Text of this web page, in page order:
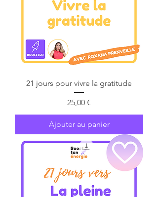
21 jours pour vivre la gratitude
Prix
25,00 €
Ajouter au panier